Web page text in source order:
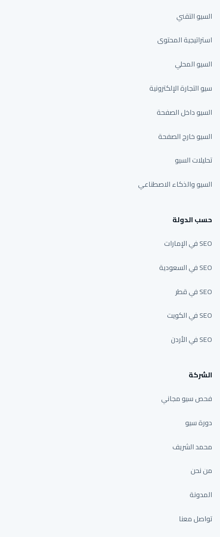
السيو التقني
استراتيجية المحتوى
السيو المحلي
سيو التجارة الإلكترونية
السيو داخل الصفحة
السيو خارج الصفحة
تحليلات السيو
السيو والذكاء الاصطناعي
حسب الدولة
SEO في الإمارات
SEO في السعودية
SEO في قطر
SEO في الكويت
SEO في الأردن
الشركة
فحص سيو مجاني
دورة سيو
محمد الشريف
من نحن
المدونة
تواصل معنا